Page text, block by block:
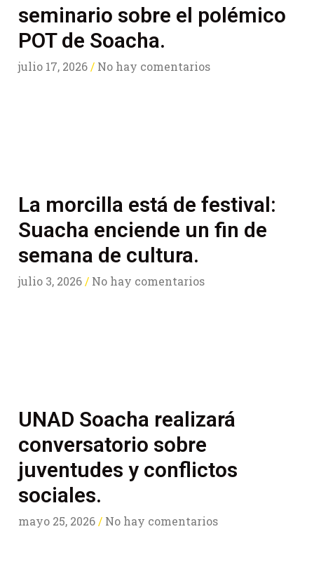
seminario sobre el polémico
POT de Soacha.
julio 17, 2026 No hay comentarios
La morcilla está de festival:
Suacha enciende un fin de
semana de cultura.
julio 3, 2026 No hay comentarios
UNAD Soacha realizará
conversatorio sobre
juventudes y conflictos
sociales.
mayo 25, 2026 No hay comentarios